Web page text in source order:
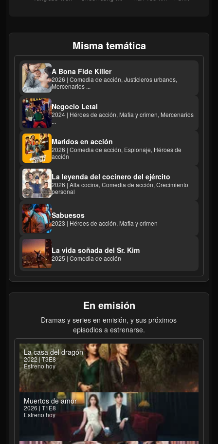
Misma temática
A Bona Fide Killer
2026 | Comedia de acción, Justicieros urbanos,
Mercenarios ...
Negocio Letal
2024 | Héroes de acción, Mafia y crimen, Mercenarios
...
Maridos en acción
2026 | Comedia de acción, Espionaje, Héroes de
acción
La leyenda del cocinero del ejército
2026 | Alta cocina, Comedia de acción, Crecimiento
personal
Sabuesos
2023 | Héroes de acción, Mafia y crimen
La vida soñada del Sr. Kim
2025 | Comedia de acción
En emisión
Dramas y series en emisión, y sus próximos
episodios a estrenarse.
La casa del dragón
2022 | T3E8
Estreno hoy
Muertos de amor
2026 | T1E8
Estreno hoy